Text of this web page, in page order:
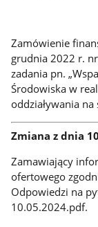
Zamówienie
grudnia 2022 r.
zadania pn.
Środowiska w
oddziaływania
Zmiana z dnia
Zamawiający
ofertowego
Odpowiedzi na
10.05.2024.pdf.